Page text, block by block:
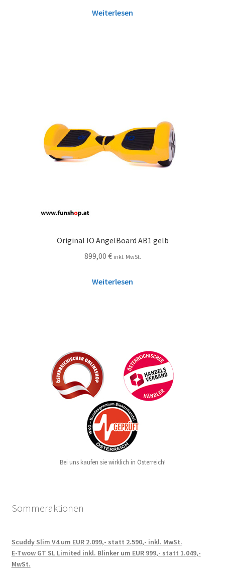
Weiterlesen
Original IO AngelBoard AB1 gelb
899,00 € inkl. MwSt.
Weiterlesen
Bei uns kaufen sie wirklich in Österreich!
Sommeraktionen
Scuddy Slim V4 um EUR 2.099,- statt 2.590,- inkl. MwSt.
E-Twow GT SL Limited inkl. Blinker um EUR 999,- statt 1.049,-
MwSt.